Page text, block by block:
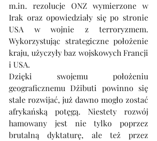
m.in. rezolucje ONZ wymierzone w
Irak oraz opowiedziały się po stronie
USA w wojnie z terroryzmem.
Wykorzystując strategiczne położenie
kraju, użyczyły baz wojskowych Francji
i USA.
Dzięki swojemu położeniu
geograficznemu Dżibuti powinno się
stale rozwijać, już dawno mogło zostać
afrykańską potęgą. Niestety rozwój
hamowany jest nie tylko poprzez
brutalną dyktaturę, ale też przez